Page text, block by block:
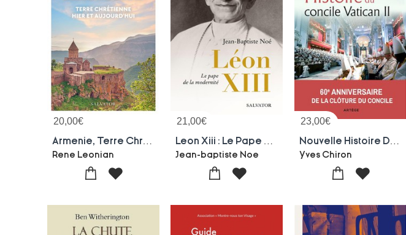
20,00€
Rene Leonian
21,00€
Jean-baptiste Noe
23,00€
Yves Chiron